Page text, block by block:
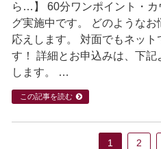
ら…】 60分ワンポイント・カ
グ実施中です。 どのようなお
応えします。 対面でもネット
す！ 詳細とお申込みは、下記
します。 …
この記事を読む
1 2